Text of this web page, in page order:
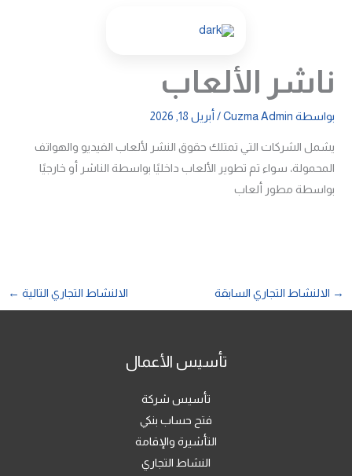
ناشر الألعاب
بواسطة Cuzma Admin
/ أبريل 18, 2026
يشمل الشركات التي تمتلك حقوق النشر لألعاب الفيديو والهواتف
المحمولة، سواء تم تطوير الألعاب داخليًا بواسطة الناشر أو خارجيًا
بواسطة مطور ألعاب
→ الالنشاط التجاري السابقة الالنشاط التجاري التالية ←
تأسيس الأعمال
تأسيس شركة
فتح حساب بنكي
التأشيرة والإقامة
النشاط التجاري